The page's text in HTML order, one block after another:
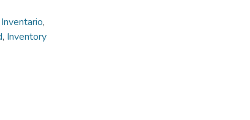
Inventario,
, Inventory